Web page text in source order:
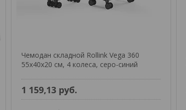
Чемодан складной Rollink Vega 360
55x40x20 см, 4 колеса, серо-синий
1 159,13 руб.